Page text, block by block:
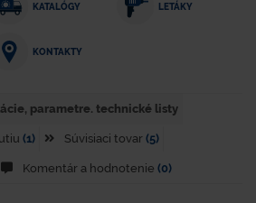
KATALÓGY LETÁKY
KONTAKTY
parametre. technické listy
(1) Súvisiaci tovar (5)
Komentár a hodnotenie (0)